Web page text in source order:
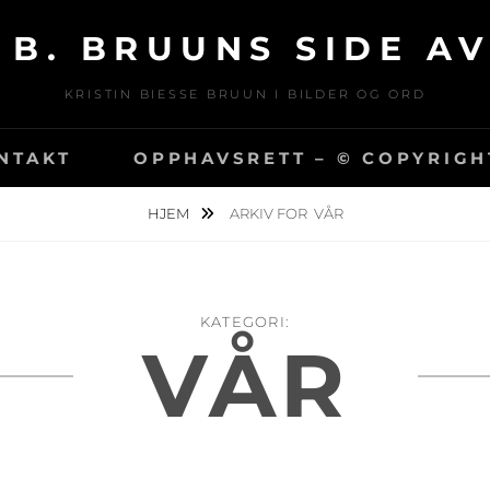
BRUUNS SIDE
KRISTIN BIESSE BRUUN I BILDER OG ORD
OPPHAVSRETT – ©
HJEM ARKIV FOR VÅR
KATEGORI:
VÅR